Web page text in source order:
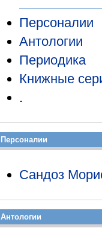
Персоналии
Антологии
Периодика
Книжные
.
Персоналии
Сандоз
Антологии